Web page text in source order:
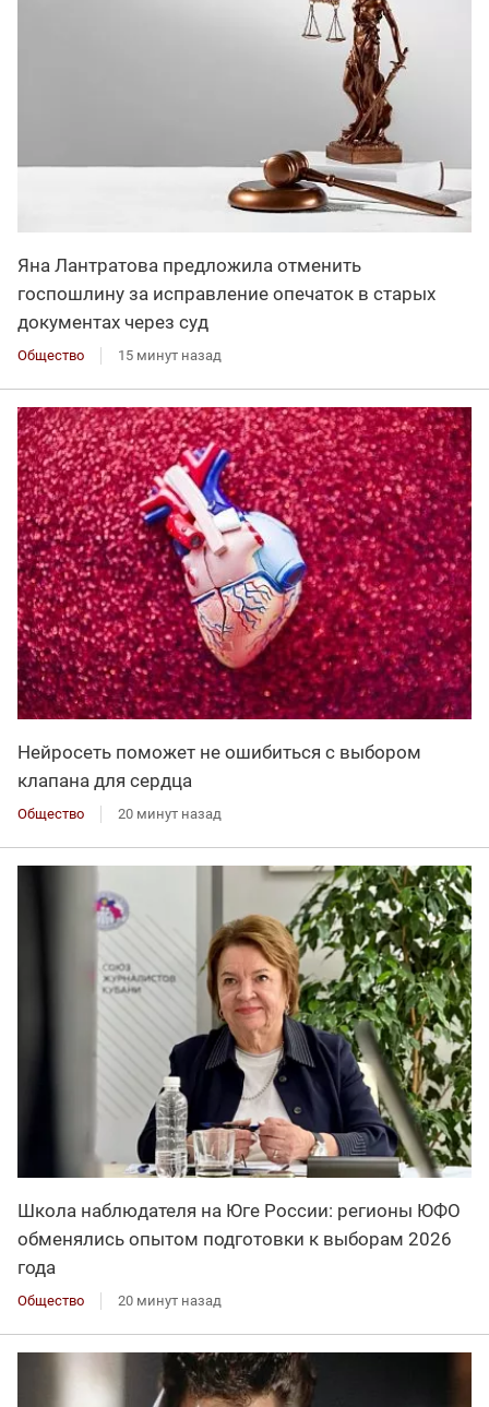
Яна Лантратова предложила отменить
госпошлину за исправление опечаток в старых
документах через суд
Общество 15 минут назад
Нейросеть поможет не ошибиться с выбором
клапана для сердца
Общество 20 минут назад
Школа наблюдателя на Юге России: регионы ЮФО
обменялись опытом подготовки к выборам 2026
года
Общество 20 минут назад